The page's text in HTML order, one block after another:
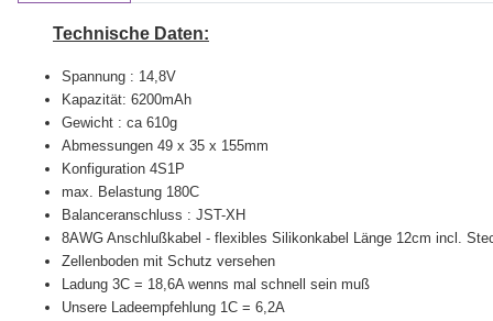
Technische Daten:
Spannung : 14,8V
Kapazität: 6200mAh
Gewicht : ca 610g
Abmessungen 49 x 35 x 155mm
Konfiguration 4S1P
max. Belastung 180C
Balanceranschluss : JST-XH
8AWG Anschlußkabel - flexibles Silikonkabel Länge 12cm incl.
Zellenboden mit Schutz versehen
Ladung 3C = 18,6A wenns mal schnell sein muß
Unsere Ladeempfehlung 1C = 6,2A